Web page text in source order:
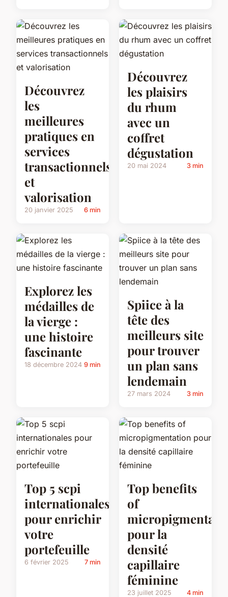
Découvrez
les
meilleures
pratiques en
services
transactionnels
et
valorisation
20 janvier 2025 6 min
Découvrez
les plaisirs
du rhum
avec un
coffret
dégustation
20 mai 2024 3 min
Explorez les
médailles de
la vierge :
une histoire
fascinante
18 décembre 2024 9 min
Spiice à la
tête des
meilleurs site
pour trouver
un plan sans
lendemain
27 mars 2024 3 min
Top 5 scpi
internationales
pour enrichir
votre
portefeuille
6 février 2025 7 min
Top benefits
of
pour la
densité
capillaire
féminine
23 juillet 2025 4 min